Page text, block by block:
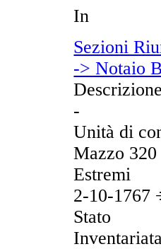
In
Sezioni
-> Notaio
Descrizione
-
Unità di
Mazzo 320
Estremi
2-10-1767
Stato
Inventariata